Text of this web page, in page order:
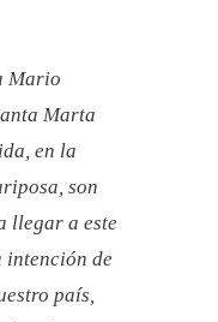
Mario
Marta
en la
son
llegar a este
intención de
país,